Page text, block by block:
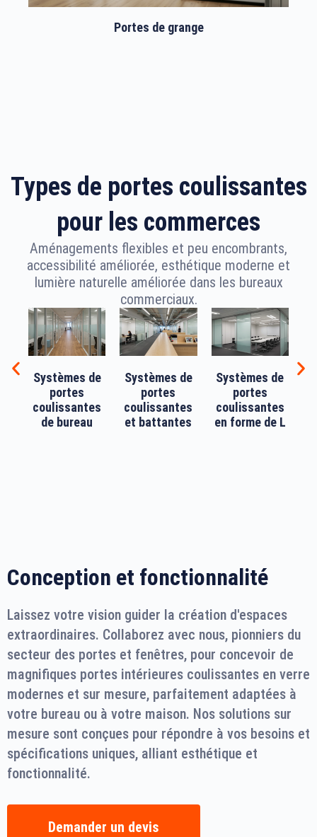
Portes de grange
Types de portes coulissantes
pour les commerces
Aménagements flexibles et peu encombrants,
accessibilité améliorée, esthétique moderne et
lumière naturelle améliorée dans les bureaux
commerciaux.
Systèmes de
portes
coulissantes
de bureau
Systèmes de
portes
coulissantes
et battantes
Systèmes de
portes
coulissantes
en forme de L
Conception et fonctionnalité
Laissez votre vision guider la création d'espaces
extraordinaires. Collaborez avec nous, pionniers du
secteur des portes et fenêtres, pour concevoir de
magnifiques portes intérieures coulissantes en verre
modernes et sur mesure, parfaitement adaptées à
votre bureau ou à votre maison. Nos solutions sur
mesure sont conçues pour répondre à vos besoins et
spécifications uniques, alliant esthétique et
fonctionnalité.
Demander un devis